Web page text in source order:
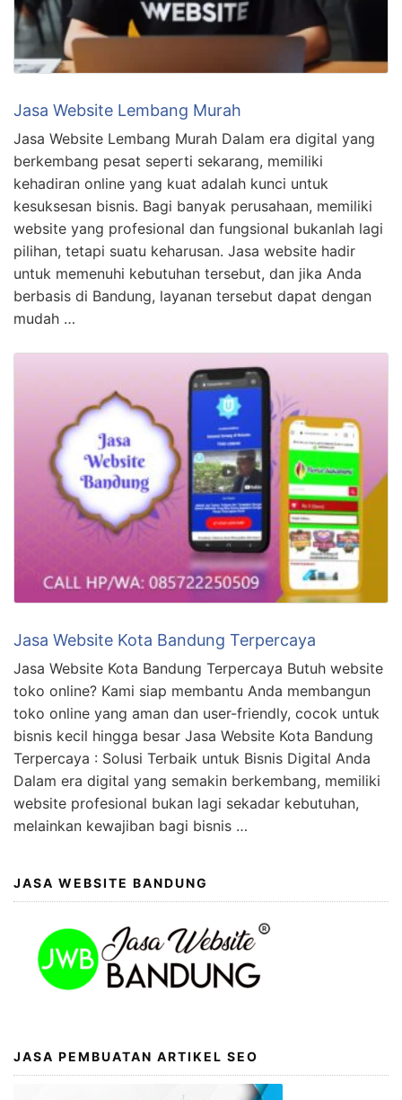
Jasa Website Lembang Murah
Jasa Website Lembang Murah Dalam era digital yang
berkembang pesat seperti sekarang, memiliki
kehadiran online yang kuat adalah kunci untuk
kesuksesan bisnis. Bagi banyak perusahaan, memiliki
website yang profesional dan fungsional bukanlah lagi
pilihan, tetapi suatu keharusan. Jasa website hadir
untuk memenuhi kebutuhan tersebut, dan jika Anda
berbasis di Bandung, layanan tersebut dapat dengan
mudah …
Jasa Website Kota Bandung Terpercaya
Jasa Website Kota Bandung Terpercaya Butuh website
toko online? Kami siap membantu Anda membangun
toko online yang aman dan user-friendly, cocok untuk
bisnis kecil hingga besar Jasa Website Kota Bandung
Terpercaya : Solusi Terbaik untuk Bisnis Digital Anda
Dalam era digital yang semakin berkembang, memiliki
website profesional bukan lagi sekadar kebutuhan,
melainkan kewajiban bagi bisnis …
JASA WEBSITE BANDUNG
JASA PEMBUATAN ARTIKEL SEO